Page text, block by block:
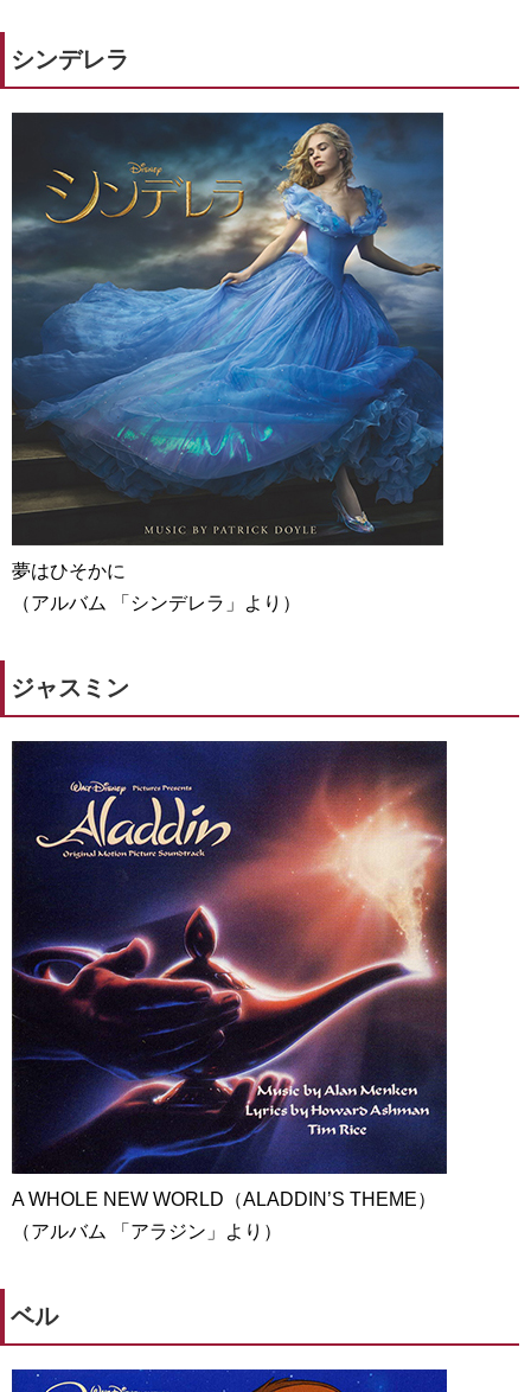
シンデレラ
夢はひそかに
（アルバム 「シンデレラ」より）
ジャスミン
A WHOLE NEW WORLD（ALADDIN’S THEME）
（アルバム 「アラジン」より）
ベル